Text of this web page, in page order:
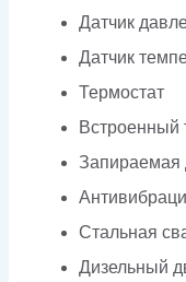
Датчик
Датчик
Термостат
Встроенный
Запираемая
Стальная
Дизельный